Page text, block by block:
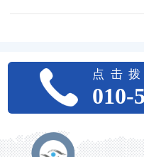
点击
010-